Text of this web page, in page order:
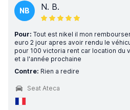
NB N. B.
Pour: Tout est nikel il mon
euro 2 jour apres avoir rendu le
pour 100 victoria rent car location du
et a l'année prochaine
Contre: Rien a redire
Seat Ateca